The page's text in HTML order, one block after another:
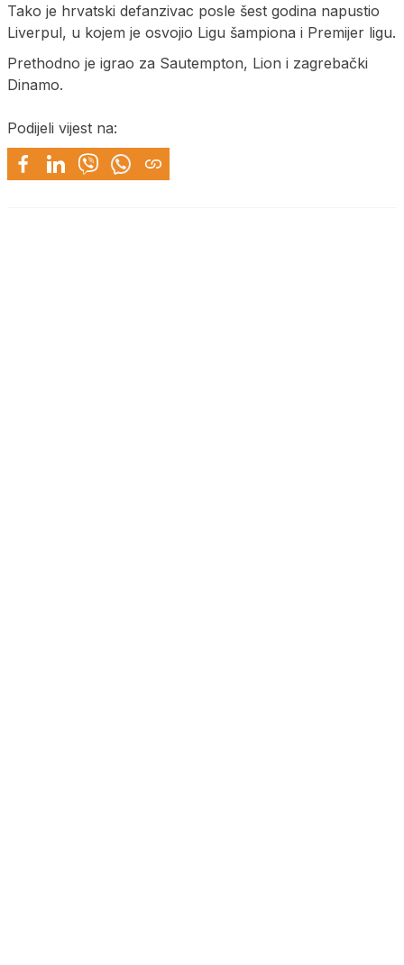
Tako je hrvatski defanzivac posle šest godina napustio
Liverpul, u kojem je osvojio Ligu šampiona i Premijer ligu.
Prethodno je igrao za Sautempton, Lion i zagrebački
Dinamo.
Podijeli vijest na: